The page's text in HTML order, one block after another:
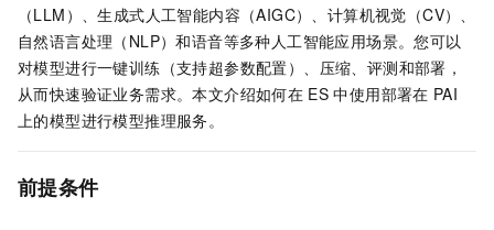
（LLM）、生成式人工智能内容（AIGC）、计算机视觉（CV）、
自然语言处理（NLP）和语音等多种人工智能应用场景。您可以
对模型进行一键训练（支持超参数配置）、压缩、评测和部署，
从而快速验证业务需求。本文介绍如何在 ES 中使用部署在 PAI
上的模型进行模型推理服务。
前提条件